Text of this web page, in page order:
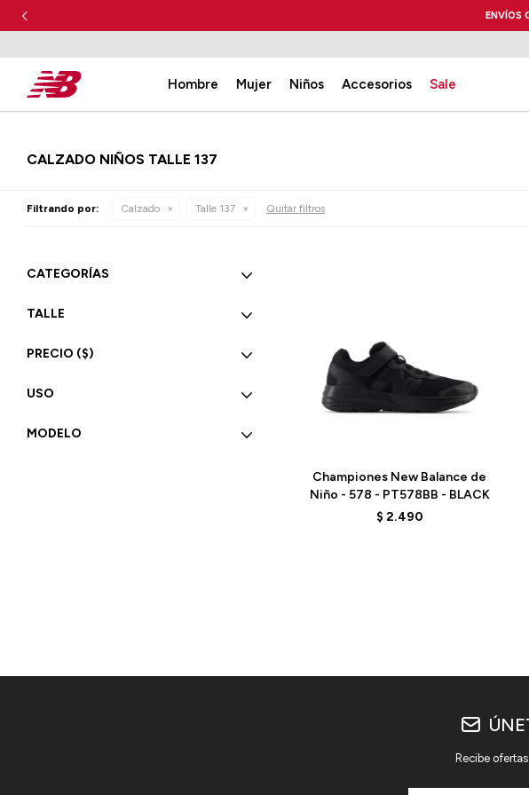
ENVÍOS
Hombre Mujer Niños Accesorios Sale
CALZADO NIÑOS TALLE 137
Filtrando por: Calzado Talle 137 Quitar filtros
Championes New Balance de
Niño - 578 - PT578BB - BLACK
$ 2.490
CATEGORÍAS
TALLE
PRECIO ($)
USO
MODELO
Recibe